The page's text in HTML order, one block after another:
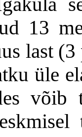
13
last
üle